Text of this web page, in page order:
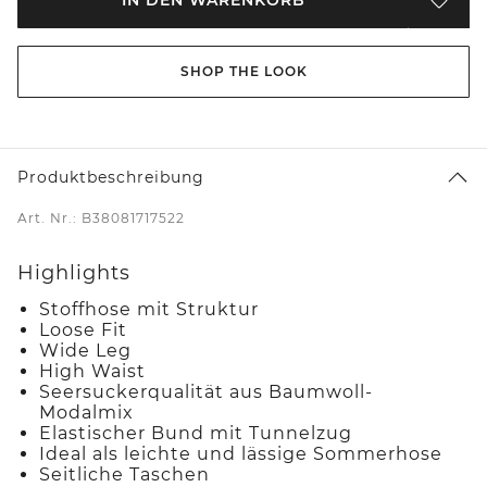
SHOP THE LOOK
Produktbeschreibung
Art. Nr.: B38081717522
Highlights
Stoffhose mit Struktur
Loose Fit
Wide Leg
High Waist
Seersuckerqualität aus Baumwoll-
Modalmix
Elastischer Bund mit Tunnelzug
Ideal als leichte und lässige Sommerhose
Seitliche Taschen